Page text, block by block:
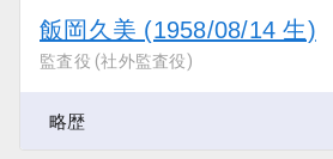
飯岡久美 (1958/08/14 生)
監査役 (社外監査役)
略歴